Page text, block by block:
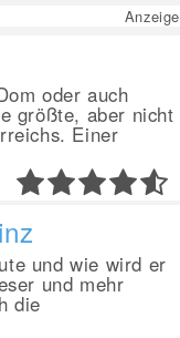
Anzeige
oder auch
größte, aber nicht
Einer
und wie wird er
und mehr
die